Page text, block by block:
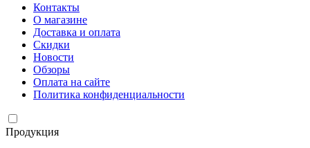
Контакты
О магазине
Доставка и оплата
Скидки
Новости
Обзоры
Оплата на сайте
Политика конфиденциальности
Продукция